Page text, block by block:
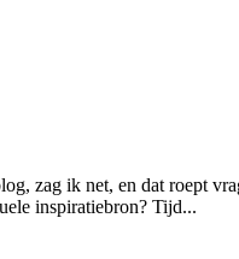
zag ik net, en dat roept
inspiratiebron? Tijd...